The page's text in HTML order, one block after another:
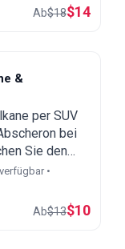
Ab$18$14
&
per SUV
bei
Sie den
und
•
Ab$13$10